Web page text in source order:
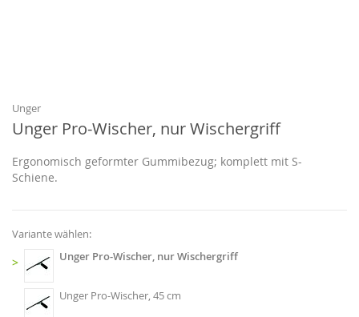
Bildgalerie
springen
Unger
Unger Pro-Wischer, nur Wischergriff
Ergonomisch geformter Gummibezug; komplett mit S-
Schiene.
Variante wählen:
> Unger Pro-Wischer, nur Wischergriff
Unger Pro-Wischer, 45 cm